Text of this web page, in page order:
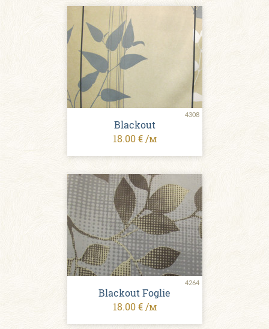
4308
Blackout
18.00 € /м
4264
Blackout Foglie
18.00 € /м